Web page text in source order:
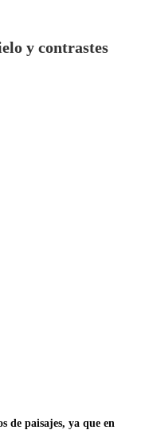
y contrastes
de paisajes, ya que en